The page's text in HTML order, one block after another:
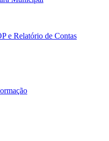
e Relatório de Contas